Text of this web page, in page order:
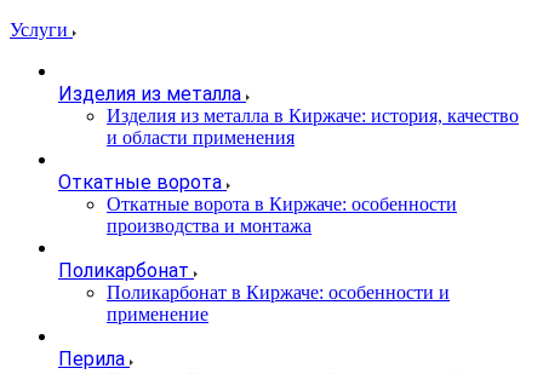
Услуги
Изделия из металла
Изделия из металла в Киржаче: история, качество
и области применения
Откатные ворота
Откатные ворота в Киржаче: особенности
производства и монтажа
Поликарбонат
Поликарбонат в Киржаче: особенности и
применение
Перила